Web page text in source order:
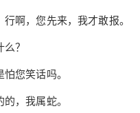
啊，您先来，我才敢报。
？
您笑话吗。
，我属蛇。